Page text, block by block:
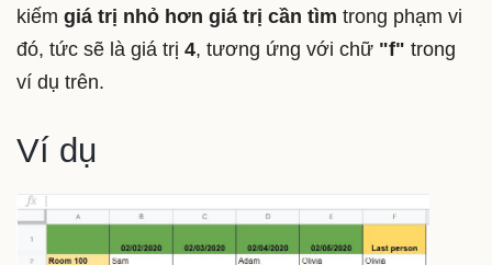
kiếm giá trị nhỏ hơn giá trị cần tìm trong phạm vi
đó, tức sẽ là giá trị 4, tương ứng với chữ "f" trong
ví dụ trên.
Ví dụ